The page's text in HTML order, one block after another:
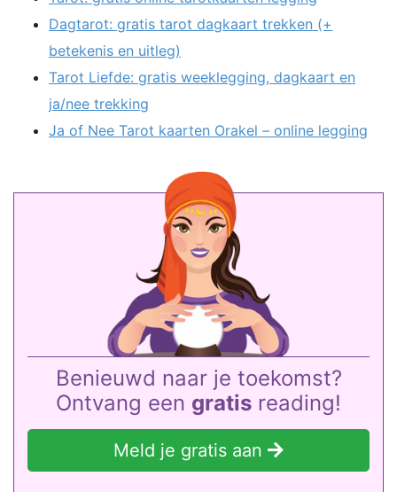
Dagtarot: gratis tarot dagkaart trekken (+
betekenis en uitleg)
Tarot Liefde: gratis weeklegging, dagkaart en
ja/nee trekking
Ja of Nee Tarot kaarten Orakel – online legging
Benieuwd naar je toekomst?
Ontvang een gratis reading!
Meld je gratis aan